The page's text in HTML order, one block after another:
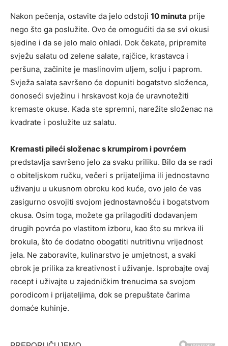
Nakon pečenja, ostavite da jelo odstoji 10 minuta prije
nego što ga poslužite. Ovo će omogućiti da se svi okusi
sjedine i da se jelo malo ohladi. Dok čekate, pripremite
svježu salatu od zelene salate, rajčice, krastavca i
peršuna, začinite je maslinovim uljem, solju i paprom.
Svježa salata savršeno će dopuniti bogatstvo složenca,
donoseći svježinu i hrskavost koja će uravnotežiti
kremaste okuse. Kada ste spremni, narežite složenac na
kvadrate i poslužite uz salatu.
Kremasti pileći složenac s krumpirom i povrćem
predstavlja savršeno jelo za svaku priliku. Bilo da se radi
o obiteljskom ručku, večeri s prijateljima ili jednostavno
uživanju u ukusnom obroku kod kuće, ovo jelo će vas
zasigurno osvojiti svojom jednostavnošću i bogatstvom
okusa. Osim toga, možete ga prilagoditi dodavanjem
drugih povrća po vlastitom izboru, kao što su mrkva ili
brokula, što će dodatno obogatiti nutritivnu vrijednost
jela. Ne zaboravite, kulinarstvo je umjetnost, a svaki
obrok je prilika za kreativnost i uživanje. Isprobajte ovaj
recept i uživajte u zajedničkim trenucima sa svojom
porodicom i prijateljima, dok se prepuštate čarima
domaće kuhinje.